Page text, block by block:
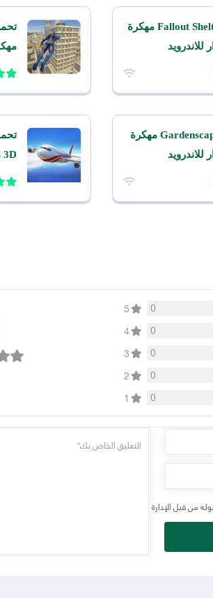
تحميل لعبة Fallout Shelter مهكرة
مهكرة
تحميل لعبة Gardenscapes مهكرة
3D مهكرة 2026 للاندرويد
0
5
0
4
0
3
0
2
0
1
من قبل الإدارة